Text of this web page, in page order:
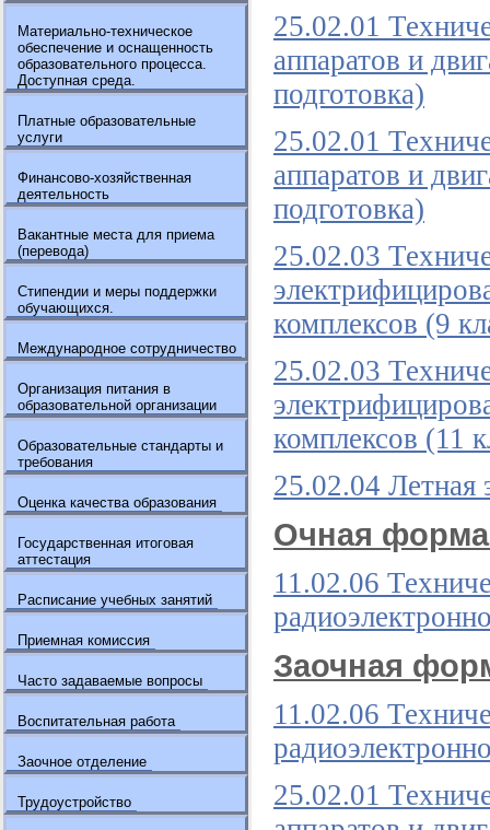
Материально-техническое
обеспечение и оснащенность
образовательного процесса.
Доступная среда.
Платные образовательные
услуги
Финансово-хозяйственная
деятельность
Вакантные места для приема
(перевода)
Стипендии и меры поддержки
обучающихся.
Международное сотрудничество
Организация питания в
образовательной организации
Образовательные стандарты и
требования
Оценка качества образования
Государственная итоговая
аттестация
Расписание учебных занятий
Приемная комиссия
Часто задаваемые вопросы
Воспитательная работа
Заочное отделение
Трудоустройство
25.02.01
аппаратов и
подготовка)
25.02.01
аппаратов и
подготовка)
25.02.03
комплексов (9
25.02.03
комплексов (11
25.02.04 Летная
Очная
11.02.06
Заочная
11.02.06
25.02.01